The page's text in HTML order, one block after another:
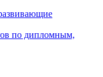
по дипломным,